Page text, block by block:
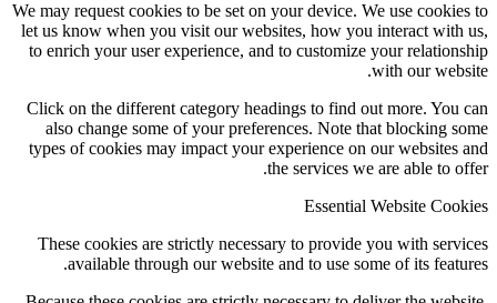
We may request cookies to be set on your device. We use cookies to
let us know when you visit our websites, how you interact with us,
to enrich your user experience, and to customize your relationship
with our website.
Click on the different category headings to find out more. You can
also change some of your preferences. Note that blocking some
types of cookies may impact your experience on our websites and
the services we are able to offer.
Essential Website Cookies
These cookies are strictly necessary to provide you with services
available through our website and to use some of its features.